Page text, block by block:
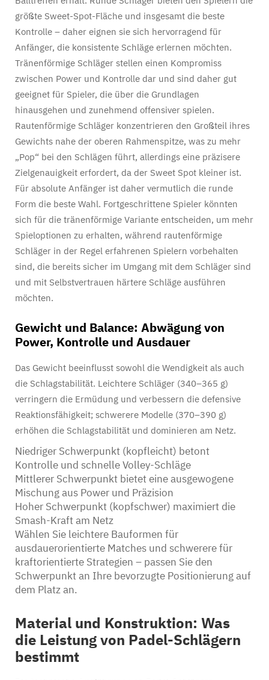
größte Sweet-Spot-Fläche und insgesamt die beste
Kontrolle – daher eignen sie sich hervorragend für
Anfänger, die konsistente Schläge erlernen möchten.
Tränenförmige Schläger stellen einen Kompromiss
zwischen Power und Kontrolle dar und sind daher gut
geeignet für Spieler, die über die Grundlagen
hinausgehen und zunehmend offensiver spielen.
Rautenförmige Schläger konzentrieren den Großteil ihres
Gewichts nahe der oberen Rahmenspitze, was zu mehr
„Pop“ bei den Schlägen führt, allerdings eine präzisere
Zielgenauigkeit erfordert, da der Sweet Spot kleiner ist.
Für absolute Anfänger ist daher vermutlich die runde
Form die beste Wahl. Fortgeschrittene Spieler könnten
sich für die tränenförmige Variante entscheiden, um mehr
Spieloptionen zu erhalten, während rautenförmige
Schläger in der Regel erfahrenen Spielern vorbehalten
sind, die bereits sicher im Umgang mit dem Schläger sind
und mit Selbstvertrauen härtere Schläge ausführen
möchten.
Gewicht und Balance: Abwägung von
Power, Kontrolle und Ausdauer
Das Gewicht beeinflusst sowohl die Wendigkeit als auch
die Schlagstabilität. Leichtere Schläger (340–365 g)
verringern die Ermüdung und verbessern die defensive
Reaktionsfähigkeit; schwerere Modelle (370–390 g)
erhöhen die Schlagstabilität und dominieren am Netz.
Niedriger Schwerpunkt (kopfleicht) betont
Kontrolle und schnelle Volley-Schläge
Mittlerer Schwerpunkt bietet eine ausgewogene
Mischung aus Power und Präzision
Hoher Schwerpunkt (kopfschwer) maximiert die
Smash-Kraft am Netz
Wählen Sie leichtere Bauformen für
ausdauerorientierte Matches und schwerere für
kraftorientierte Strategien – passen Sie den
Schwerpunkt an Ihre bevorzugte Positionierung auf
dem Platz an.
Material und Konstruktion: Was
die Leistung von Padel-Schlägern
bestimmt